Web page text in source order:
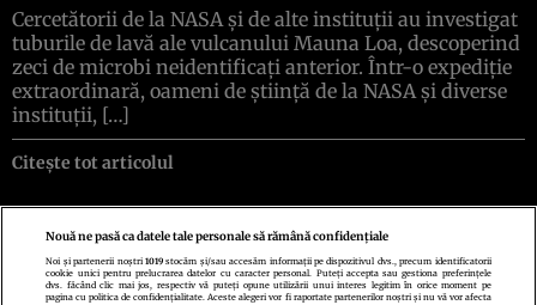
Cercetătorii de la NASA și de alte instituții au investigat
tuburile de lavă ale vulcanului Mauna Loa, descoperind
zeci de microbi neidentificați anterior. Într-o expediție
extraordinară, oameni de știință de la NASA și diverse
instituții, […]
Citește tot articolul
Politica de confidenţialitatePolitica de cookiesTermeni şi condiţii
Echipa redacționalăContactSetări Cookies
Nouă ne pasă ca datele tale personale să rămână confidențiale
Noi și partenerii noștri1019 stocăm și/sau accesăm informații pe dispozitivul dvs., precum identificatorii
cookie unici pentru prelucrarea datelor cu caracter personal. Puteți accepta sau gestiona preferințele
dvs. făcând clic mai jos, respectiv vă puteți opune utilizării unui interes legitim în orice moment pe
pagina cu politica de confidențialitate. Aceste alegeri vor fi raportate partenerilor noștri și nu vă vor afecta